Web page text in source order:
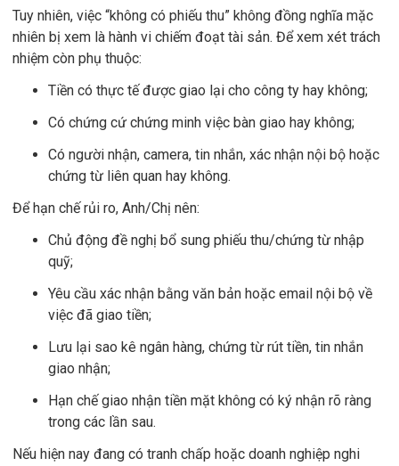
Tuy nhiên, việc “không có phiếu thu” không đồng nghĩa mặc
nhiên bị xem là hành vi chiếm đoạt tài sản. Để xem xét trách
nhiệm còn phụ thuộc:
Tiền có thực tế được giao lại cho công ty hay không;
Có chứng cứ chứng minh việc bàn giao hay không;
Có người nhận, camera, tin nhắn, xác nhận nội bộ hoặc
chứng từ liên quan hay không.
Để hạn chế rủi ro, Anh/Chị nên:
Chủ động đề nghị bổ sung phiếu thu/chứng từ nhập
quỹ;
Yêu cầu xác nhận bằng văn bản hoặc email nội bộ về
việc đã giao tiền;
Lưu lại sao kê ngân hàng, chứng từ rút tiền, tin nhắn
giao nhận;
Hạn chế giao nhận tiền mặt không có ký nhận rõ ràng
trong các lần sau.
Nếu hiện nay đang có tranh chấp hoặc doanh nghiệp nghi